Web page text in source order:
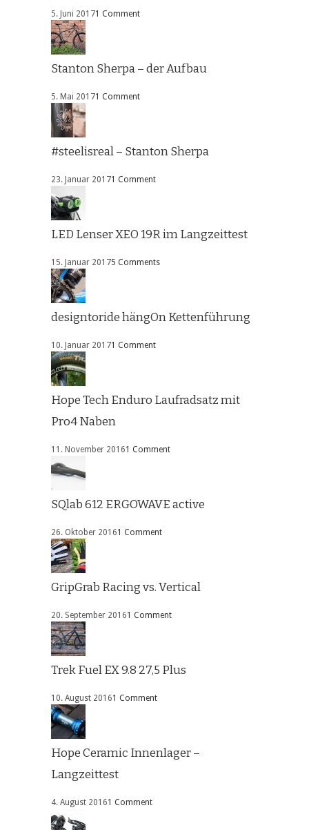
5. Juni 20171 Comment
Stanton Sherpa – der Aufbau
5. Mai 20171 Comment
#steelisreal – Stanton Sherpa
23. Januar 20171 Comment
LED Lenser XEO 19R im Langzeittest
15. Januar 20175 Comments
designtoride hängOn Kettenführung
10. Januar 20171 Comment
Hope Tech Enduro Laufradsatz mit
Pro4 Naben
11. November 20161 Comment
SQlab 612 ERGOWAVE active
26. Oktober 20161 Comment
GripGrab Racing vs. Vertical
20. September 20161 Comment
Trek Fuel EX 9.8 27,5 Plus
10. August 20161 Comment
Hope Ceramic Innenlager –
Langzeittest
4. August 20161 Comment